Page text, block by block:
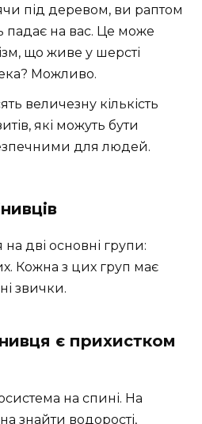
під деревом, ви раптом
падає на вас. Це може
що живе у шерсті
Можливо.
величезну кількість
які можуть бути
для людей.
дві основні групи:
Кожна з цих груп має
звички.
є прихистком
на спині. На
знайти водорості,